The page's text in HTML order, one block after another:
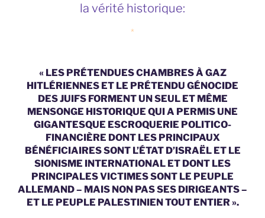
la vérité historique:
*
« LES PRÉTENDUES CHAMBRES À GAZ
HITLÉRIENNES ET LE PRÉTENDU GÉNOCIDE
DES JUIFS FORMENT UN SEUL ET MÊME
MENSONGE HISTORIQUE QUI A PERMIS UNE
GIGANTESQUE ESCROQUERIE POLITICO-
FINANCIÈRE DONT LES PRINCIPAUX
BÉNÉFICIAIRES SONT L’ÉTAT D’ISRAËL ET LE
SIONISME INTERNATIONAL ET DONT LES
PRINCIPALES VICTIMES SONT LE PEUPLE
ALLEMAND – MAIS NON PAS SES DIRIGEANTS –
ET LE PEUPLE PALESTINIEN TOUT ENTIER ».